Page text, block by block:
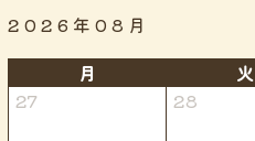
2026年08月
月
火
27
28